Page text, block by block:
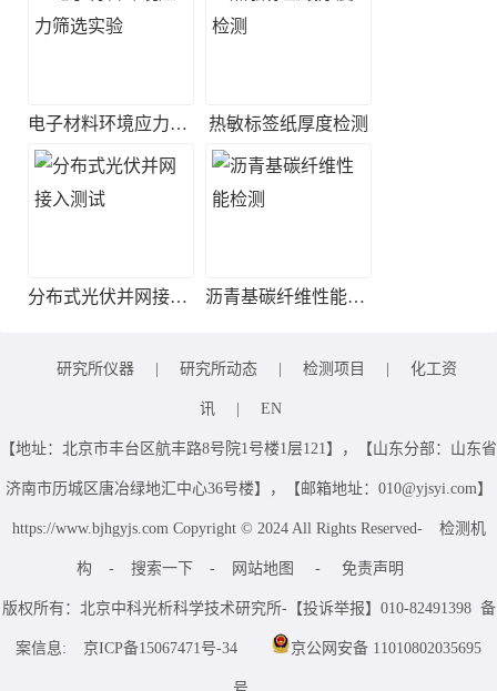
电子材料环境应力筛选实验 热敏标签纸厚度检测
分布式光伏并网接入测试 沥青基碳纤维性能检测
研究所仪器 研究所动态 检测项目 化工资
讯 EN
【地址：北京市丰台区航丰路8号院1号楼1层121】，【山东分部：山东省
济南市历城区唐冶绿地汇中心36号楼】，【邮箱地址：010@yjsyi.com】
https://www.bjhgyjs.com Copyright © 2024 All Rights Reserved- 检测机
构 - 搜索一下 - 网站地图 - 免责声明
版权所有：北京中科光析科学技术研究所-【投诉举报】010-82491398 备
案信息: 京ICP备15067471号-34 京公网安备 11010802035695